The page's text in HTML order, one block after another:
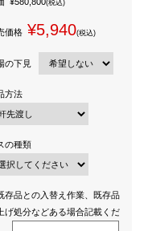
(税込)
価格 ¥5,940(税込)
の下見
方法
の種類
存品との入替え作業、既存品
げ処分などある場合記載くだ